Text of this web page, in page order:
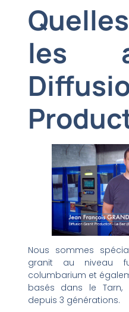
les
Nous sommes
granit au niveau
columbarium et
basés dans le
depuis 3 générations.